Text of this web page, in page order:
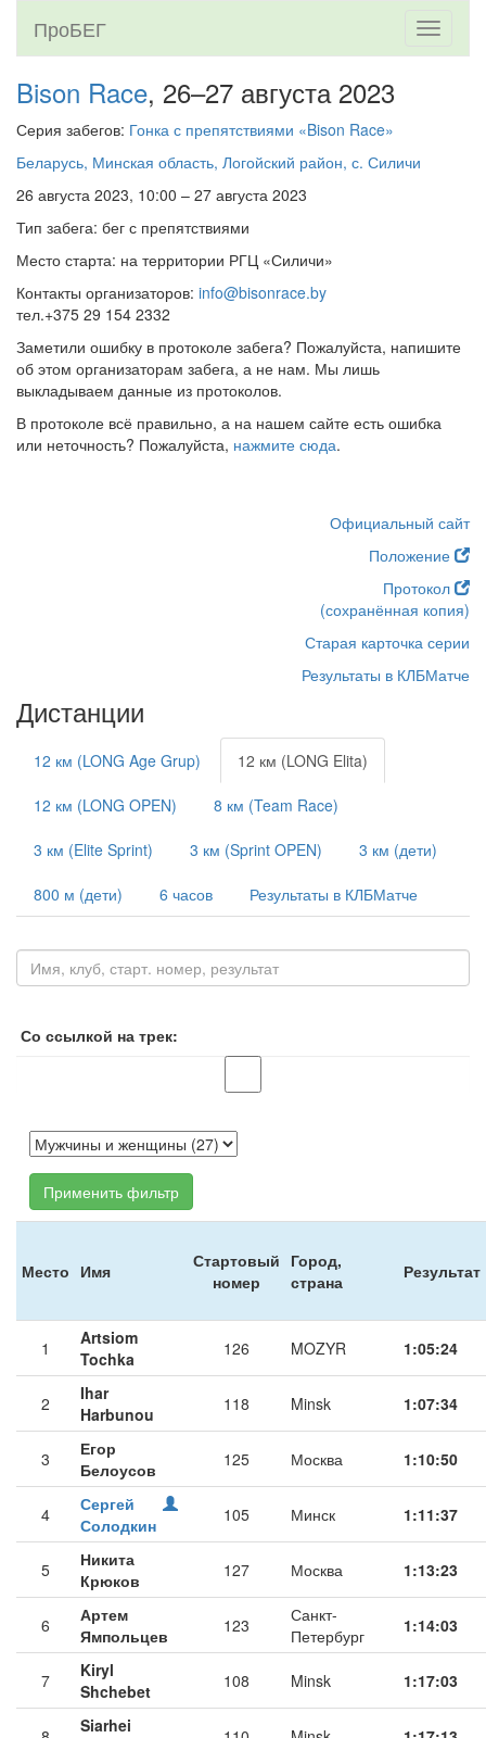
Toggle
ПроБЕГ
Bison Race, 26–27 августа 2023
Серия забегов: Гонка с препятствиями «Bison Race»
Беларусь, Минская область, Логойский район, с. Силичи
26 августа 2023, 10:00 – 27 августа 2023
Тип забега: бег с препятствиями
Место старта: на территории РГЦ «Силичи»
Контакты организаторов: info@bisonrace.by
тел.+375 29 154 2332
Заметили ошибку в протоколе забега? Пожалуйста, напишите
об этом организаторам забега, а не нам. Мы лишь
выкладываем данные из протоколов.
В протоколе всё правильно, а на нашем сайте есть ошибка
или неточность? Пожалуйста, нажмите сюда.
Официальный сайт
Положение
Протокол
(сохранённая копия)
Старая карточка серии
Результаты в КЛБМатче
Дистанции
12 км (LONG Age Grup) 12 км (LONG Elita)
12 км (LONG OPEN) 8 км (Team Race)
3 км (Elite Sprint) 3 км (Sprint OPEN) 3 км (дети)
800 м (дети) 6 часов Результаты в КЛБМатче
Со ссылкой на трек:
Применить фильтр
Место Имя
Стартовый
номер
Город,
страна
Результат
1
Artsiom
Tochka
126 MOZYR 1:05:24
2
Ihar
Harbunou
118 Minsk 1:07:34
3
Егор
Белоусов
125 Москва 1:10:50
4
Сергей
Солодкин
105 Минск 1:11:37
5
Никита
Крюков
127 Москва 1:13:23
6
Артем
Ямпольцев
123
Санкт-
Петербург
1:14:03
7
Kiryl
Shchebet
108 Minsk 1:17:03
Siarhei